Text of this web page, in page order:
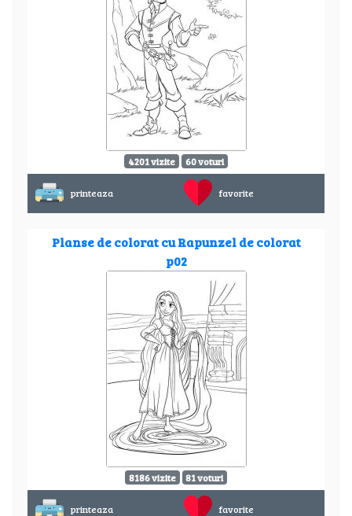
4201 vizite 60 voturi
printeaza favorite
Planse de colorat cu Rapunzel de colorat
p02
8186 vizite 81 voturi
printeaza favorite